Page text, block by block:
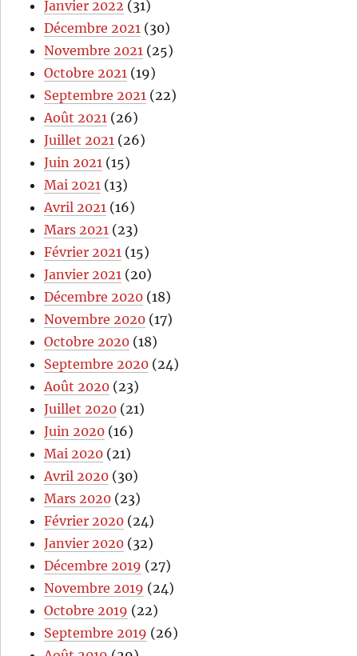
Janvier 2022 (31)
Décembre 2021 (30)
Novembre 2021 (25)
Octobre 2021 (19)
Septembre 2021 (22)
Août 2021 (26)
Juillet 2021 (26)
Juin 2021 (15)
Mai 2021 (13)
Avril 2021 (16)
Mars 2021 (23)
Février 2021 (15)
Janvier 2021 (20)
Décembre 2020 (18)
Novembre 2020 (17)
Octobre 2020 (18)
Septembre 2020 (24)
Août 2020 (23)
Juillet 2020 (21)
Juin 2020 (16)
Mai 2020 (21)
Avril 2020 (30)
Mars 2020 (23)
Février 2020 (24)
Janvier 2020 (32)
Décembre 2019 (27)
Novembre 2019 (24)
Octobre 2019 (22)
Septembre 2019 (26)